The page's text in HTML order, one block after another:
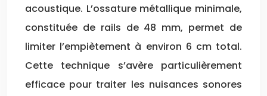
acoustique. L’ossature métallique minimale,
constituée de rails de 48 mm, permet de
limiter l’empiètement à environ 6 cm total.
Cette technique s’avère particulièrement
efficace pour traiter les nuisances sonores